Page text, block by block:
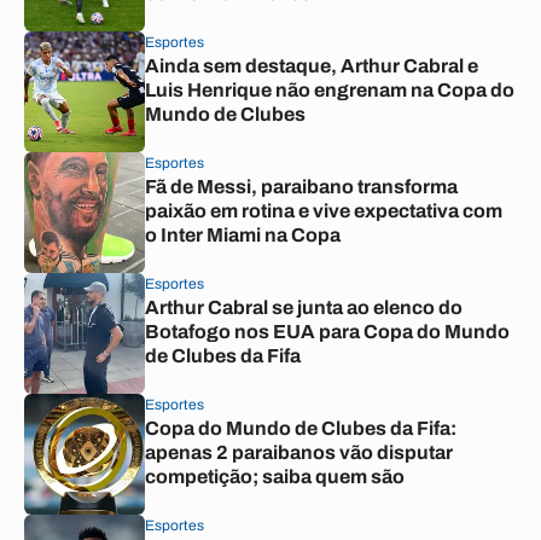
Esportes
Ainda sem destaque, Arthur Cabral e
Luis Henrique não engrenam na Copa do
Mundo de Clubes
Esportes
Fã de Messi, paraibano transforma
paixão em rotina e vive expectativa com
o Inter Miami na Copa
Esportes
Arthur Cabral se junta ao elenco do
Botafogo nos EUA para Copa do Mundo
de Clubes da Fifa
Esportes
Copa do Mundo de Clubes da Fifa:
apenas 2 paraibanos vão disputar
competição; saiba quem são
Esportes